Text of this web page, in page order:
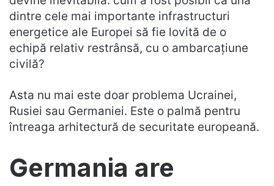
dintre cele mai importante infrastructuri
energetice ale Europei să fie lovită de o
echipă relativ restrânsă, cu o ambarcațiune
civilă?
Asta nu mai este doar problema Ucrainei,
Rusiei sau Germaniei. Este o palmă pentru
întreaga arhitectură de securitate europeană.
Germania are